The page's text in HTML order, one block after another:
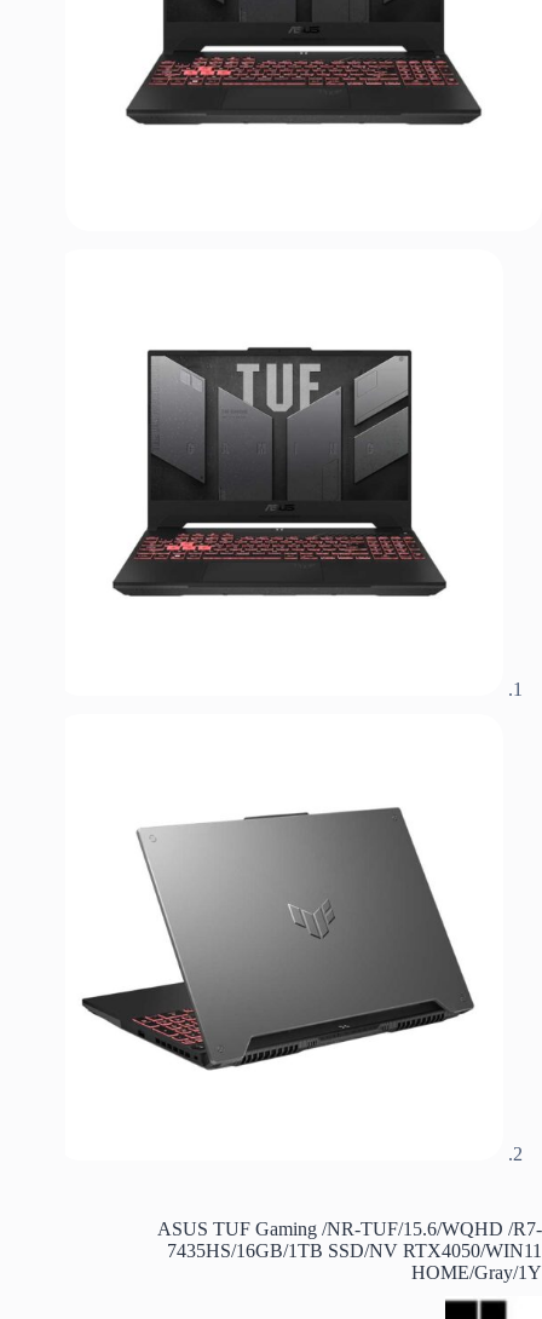
ASUS TUF Gaming /NR-TUF/15.6/WQHD /R7-
7435HS/16GB/1TB SSD/NV RTX4050/WIN11
HOME/Gray/1Y